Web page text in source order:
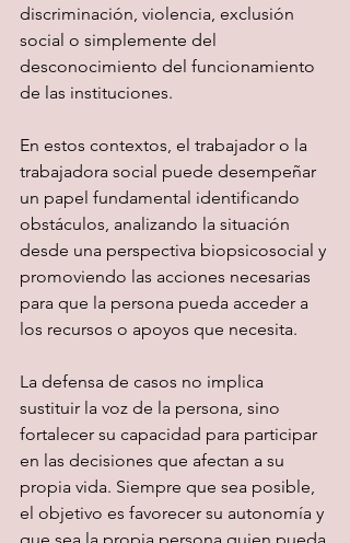
discriminación, violencia, exclusión
social o simplemente del
desconocimiento del funcionamiento
de las instituciones.
En estos contextos, el trabajador o la
trabajadora social puede desempeñar
un papel fundamental identificando
obstáculos, analizando la situación
desde una perspectiva biopsicosocial y
promoviendo las acciones necesarias
para que la persona pueda acceder a
los recursos o apoyos que necesita.
La defensa de casos no implica
sustituir la voz de la persona, sino
fortalecer su capacidad para participar
en las decisiones que afectan a su
propia vida. Siempre que sea posible,
el objetivo es favorecer su autonomía y